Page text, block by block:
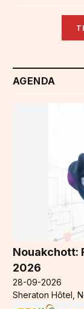
AGENDA
Nouakchott:
2026
28-09-2026
Sheraton Hôtel,